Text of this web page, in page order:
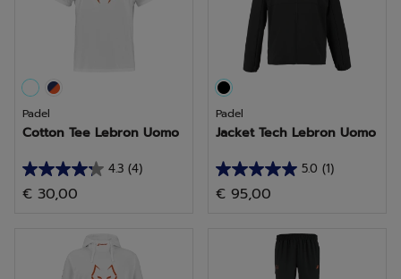
recensioni
recensioni
Padel
Cotton Tee Lebron Uomo
4.3 (4)
4.3
su
€ 30,00
Padel
Jacket Tech Lebron Uomo
5.0 (1)
5.0
su
€ 95,00